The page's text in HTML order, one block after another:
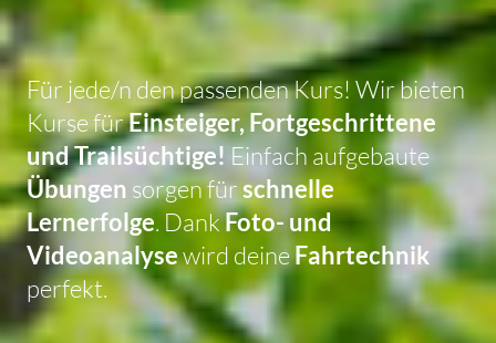
Für jede/n den passenden Kurs! Wir bieten
Kurse fürEinsteiger, Fortgeschrittene
und Trailsüchtige!Einfach aufgebaute
Übungen sorgen fürschnelle
Lernerfolge. DankFoto- und
Videoanalysewird deineFahrtechnik
perfekt.